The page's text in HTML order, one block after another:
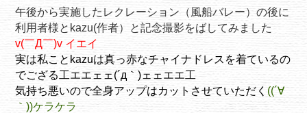
午後から実施したレクレーション（風船バレー）の後に
利用者様とkazu(作者）と記念撮影をばしてみました
v(￣Д￣)v イエイ
実は私ことkazuは真っ赤なチャイナドレスを着ているの
でござる工エエェェ(´д｀)ェェエエ工
気持ち悪いので全身アップはカットさせていただく ((´∀
｀))ケラケラ